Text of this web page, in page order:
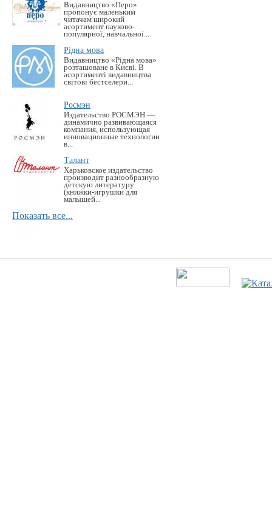
Видавництво «Перо»
пропонує маленьким
читачам широкий
асортимент науково-
популярної, навчальної...
Рідна мова
Видавництво «Рідна мова»
розташоване в Києві. В
асортименті видавництва
світові бестселери...
Росмэн
Издательство РОСМЭН —
динамично развивающаяся
компания, использующая
инновационные технологии
в...
Талант
Харьковское издательство
производит разнообразную
детскую литературу
(книжки-игрушки для
малышей...
Показать все...